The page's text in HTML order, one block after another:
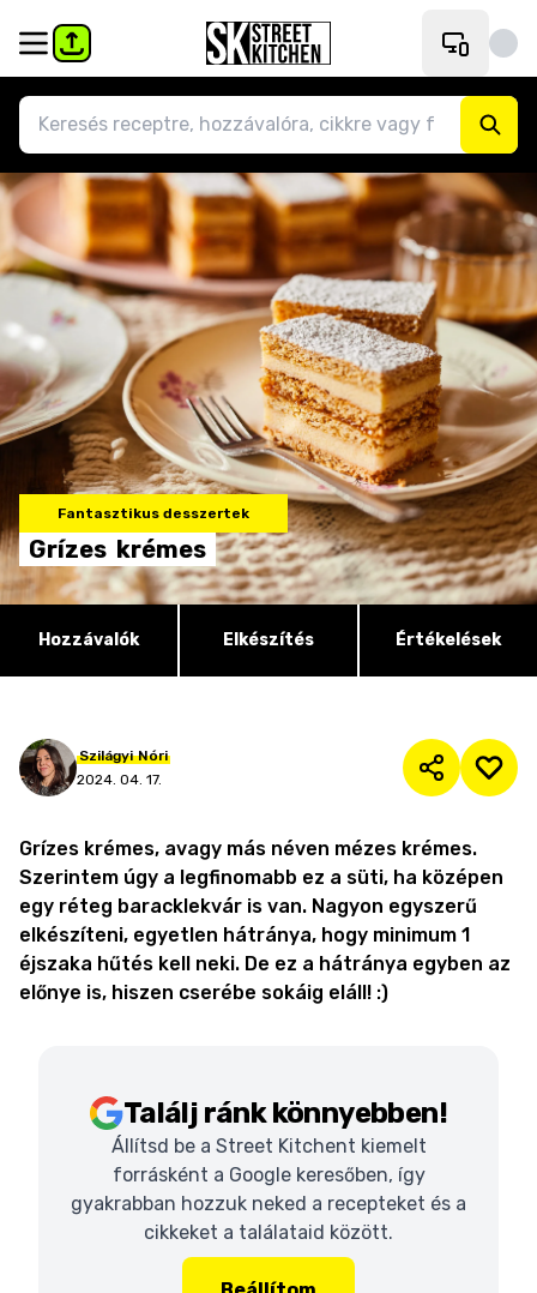
Fantasztikus desszertek
Grízes krémes
Hozzávalók Elkészítés Értékelések
Szilágyi Nóri
2024. 04. 17.
Grízes krémes, avagy más néven mézes krémes.
Szerintem úgy a legfinomabb ez a süti, ha középen
egy réteg baracklekvár is van. Nagyon egyszerű
elkészíteni, egyetlen hátránya, hogy minimum 1
éjszaka hűtés kell neki. De ez a hátránya egyben az
előnye is, hiszen cserébe sokáig eláll! :)
Találj ránk könnyebben!
Állítsd be a Street Kitchent kiemelt
forrásként a Google keresőben, így
gyakrabban hozzuk neked a recepteket és a
cikkeket a találataid között.